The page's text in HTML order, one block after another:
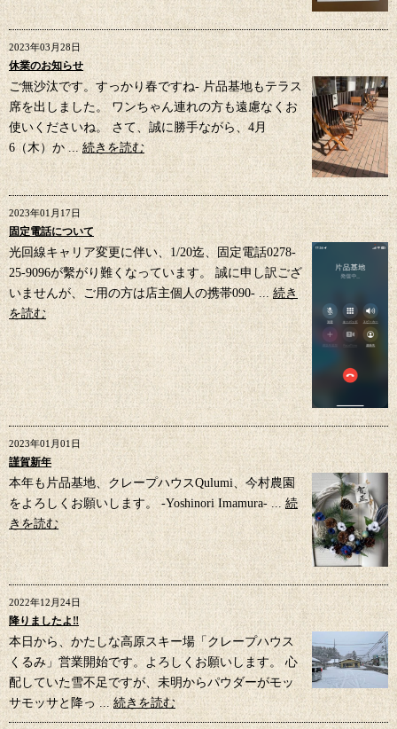
2023年03月28日
休業のお知らせ
ご無沙汰です。すっかり春ですね- 片品基地もテラス
席を出しました。 ワンちゃん連れの方も遠慮なくお
使いくださいね。 さて、誠に勝手ながら、4月
6（木）か ... 続きを読む
2023年01月17日
固定電話について
光回線キャリア変更に伴い、1/20迄、固定電話0278-
25-9096が繫がり難くなっています。 誠に申し訳ござ
いませんが、ご用の方は店主個人の携帯090- ...続き
を読む
2023年01月01日
謹賀新年
本年も片品基地、クレープハウスQulumi、今村農園
をよろしくお願いします。 -Yoshinori Imamura- ...続
きを読む
2022年12月24日
降りましたよ‼︎
本日から、かたしな高原スキー場「クレープハウス
くるみ」営業開始です。よろしくお願いします。 心
配していた雪不足ですが、未明からパウダーがモッ
サモッサと降っ ... 続きを読む